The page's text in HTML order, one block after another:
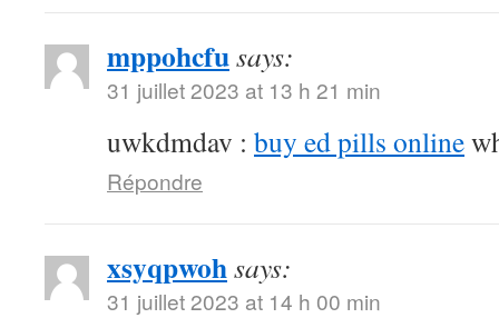
mppohcfusays:
31 juillet 2023 at 13 h 21 min
uwkdmdav : buy ed pills online
Répondre
xsyqpwohsays:
31 juillet 2023 at 14 h 00 min